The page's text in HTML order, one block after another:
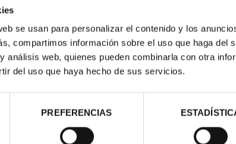
se usan para personalizar el contenido y los
compartimos información sobre el uso que haga del
análisis web, quienes pueden combinarla con otra
del uso que haya hecho de sus servicios.
PREFERENCIAS
CITIES -
WORLD HERITAGE CITIES -
ALCALÁ DE HENARE...